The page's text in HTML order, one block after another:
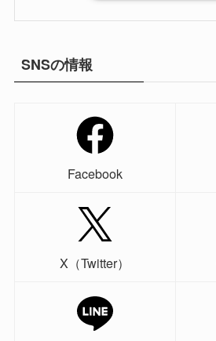
SNSの情報
Facebook
X（Twitter）